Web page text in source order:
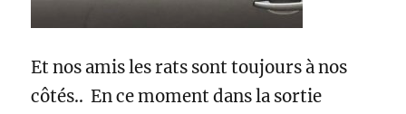
Et nos amis les rats sont toujours à nos
côtés.. En ce moment dans la sortie